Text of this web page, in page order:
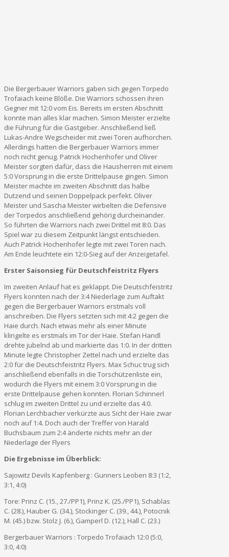
Die Bergerbauer Warriors gaben sich gegen Torpedo
Trofaiach keine Blöße. Die Warriors schossen ihren
Gegner mit 12:0 vom Eis. Bereits im ersten Abschnitt
konnte man alles klar machen. Simon Meister erzielte
die Führung für die Gastgeber. Anschließend ließ
Lukas-Andre Wegscheider mit zwei Toren aufhorchen.
Allerdings hatten die Bergerbauer Warriors immer
noch nicht genug. Patrick Hochenhofer und Oliver
Meister sorgten dafür, dass die Hausherren mit einem
5:0 Vorsprung in die erste Drittelpause gingen. Simon
Meister machte im zweiten Abschnitt das halbe
Dutzend und seinen Doppelpack perfekt. Oliver
Meister und Sascha Meister wirbelten die Defensive
der Torpedos anschließend gehörig durcheinander.
So führten die Warriors nach zwei Drittel mit 8:0. Das
Spiel war zu diesem Zeitpunkt längst entschieden.
Auch Patrick Hochenhofer legte mit zwei Toren nach.
Am Ende leuchtete ein 12:0-Sieg auf der Anzeigetafel.
Erster Saisonsieg für Deutschfeistritz Flyers
Im zweiten Anlauf hat es geklappt. Die Deutschfeistritz
Flyers konnten nach der 3:4 Niederlage zum Auftakt
gegen die Bergerbauer Warriors erstmals voll
anschreiben. Die Flyers setzten sich mit 4:2 gegen die
Haie durch. Nach etwas mehr als einer Minute
klingelte es erstmals im Tor der Haie. Stefan Handl
drehte jubelnd ab und markierte das 1:0. In der dritten
Minute legte Christopher Zettel nach und erzielte das
2:0 für die Deutschfeistritz Flyers. Max Schuc trug sich
anschließend ebenfalls in die Torschützenliste ein,
wodurch die Flyers mit einem 3:0 Vorsprung in die
erste Drittelpause gehen konnten. Florian Schinnerl
schlug im zweiten Drittel zu und erzielte das 4:0.
Florian Lerchbacher verkürzte aus Sicht der Haie zwar
noch auf 1:4. Doch auch der Treffer von Harald
Buchsbaum zum 2:4 änderte nichts mehr an der
Niederlage der Flyers
Die Ergebnisse im Überblick:
Sajowitz Devils Kapfenberg : Gunners Leoben 8:3 (1:2,
3:1, 4:0)
Tore: Prinz C. (15., 27./PP1), Prinz K. (25./PP1), Schablas
C. (28.), Hauber G. (34.), Stockinger C. (39., 44.), Potocnik
M. (45.) bzw. Stolz J. (6.), Gamperl D. (12.), Hall C. (23.)
Bergerbauer Warriors : Torpedo Trofaiach 12:0 (5:0,
3:0, 4:0)